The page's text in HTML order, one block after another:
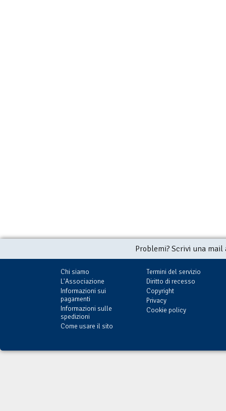
Problemi? Scrivi una
Chi siamo
L'Associazione
Informazioni sui
pagamenti
Informazioni sulle
spedizioni
Come usare il sito
Termini del servizio
Diritto di recesso
Copyright
Privacy
Cookie policy